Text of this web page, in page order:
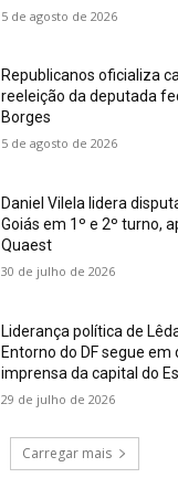
5 de agosto de 2026
Republicanos oficializa
reeleição da deputada
Borges
5 de agosto de 2026
Daniel Vilela lidera
Goiás em 1º e 2º turno,
Quaest
30 de julho de 2026
Liderança política de
Entorno do DF segue em
imprensa da capital do
29 de julho de 2026
Carregar mais